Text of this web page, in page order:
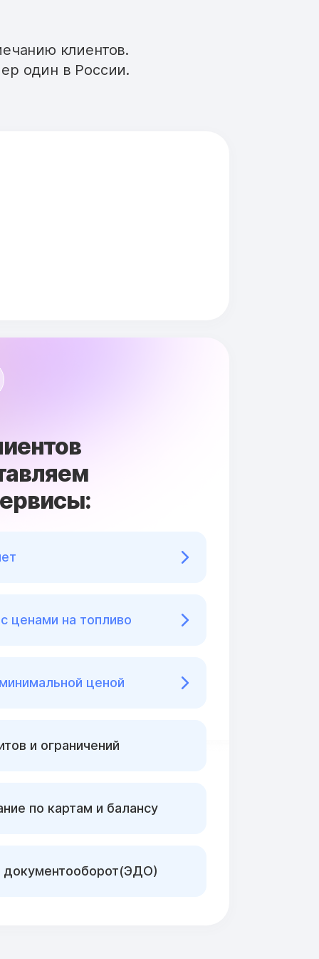
клиентов.
один в России.
ценами на топливо
ценой
и ограничений
по картам и балансу
документооборот(ЭДО)